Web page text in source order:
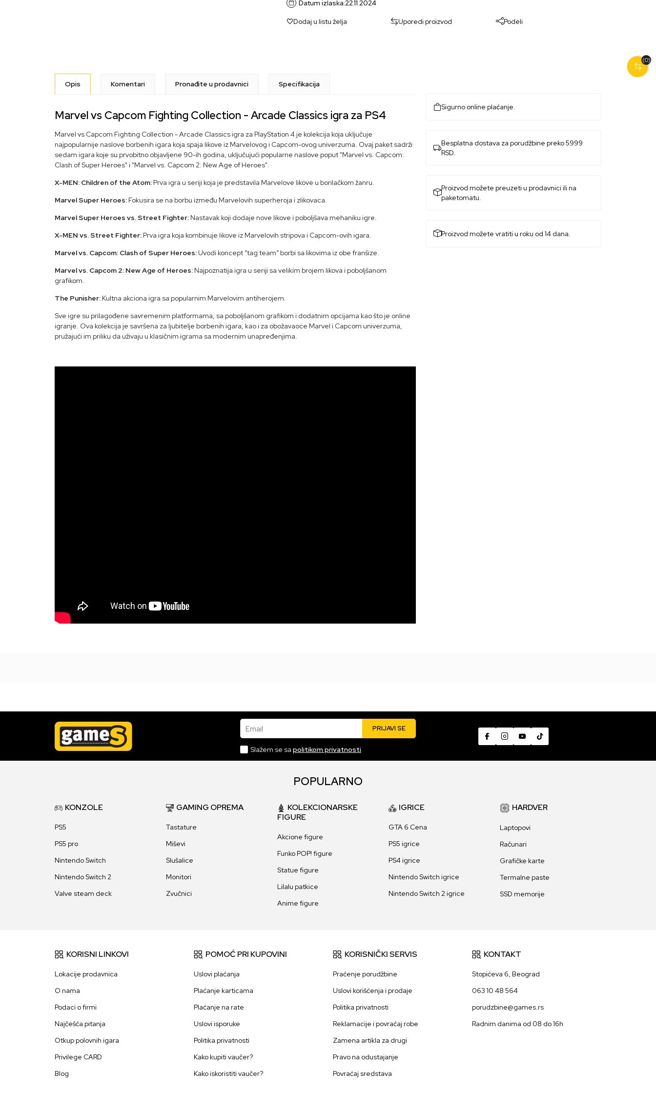
Datum izlaska:22.11.2024
Dodaj u listu želja Uporedi proizvod Podeli
(0)
Opis Komentari Pronađite u prodavnici Specifikacija
Marvel vs Capcom Fighting Collection - Arcade Classics igra za PS4
Marvel vs Capcom Fighting Collection - Arcade Classics igra za PlayStation 4 je kolekcija koja uključuje
najpopularnije naslove borbenih igara koja spaja likove iz Marvelovog i Capcom-ovog univerzuma. Ovaj paket sadrži
sedam igara koje su prvobitno objavljene 90-ih godina, uključujući popularne naslove poput "Marvel vs. Capcom:
Clash of Super Heroes" i "Marvel vs. Capcom 2: New Age of Heroes".
X-MEN: Children of the Atom: Prva igra u seriji koja je predstavila Marvelove likove u borilačkom žanru.
Marvel Super Heroes: Fokusira se na borbu između Marvelovih superheroja i zlikovaca.
Marvel Super Heroes vs. Street Fighter: Nastavak koji dodaje nove likove i poboljšava mehaniku igre.
X-MEN vs. Street Fighter: Prva igra koja kombinuje likove iz Marvelovih stripova i Capcom-ovih igara.
Marvel vs. Capcom: Clash of Super Heroes: Uvodi koncept “tag team” borbi sa likovima iz obe franšize.
Marvel vs. Capcom 2: New Age of Heroes: Najpoznatija igra u seriji sa velikim brojem likova i poboljšanom
grafikom.
The Punisher: Kultna akciona igra sa popularnim Marvelovim antiherojem.
Sve igre su prilagođene savremenim platformama, sa poboljšanom grafikom i dodatnim opcijama kao što je online
igranje. Ova kolekcija je savršena za ljubitelje borbenih igara, kao i za obožavaoce Marvel i Capcom univerzuma,
pružajući im priliku da uživaju u klasičnim igrama sa modernim unapređenjima.
Sigurno online plaćanje.
Besplatna dostava za porudžbine preko 5999
RSD.
Proizvod možete preuzeti u prodavnici ili na
paketomatu.
Proizvod možete vratiti u roku od 14 dana.
Email PRIJAVI SE
Slažem se sa politikom privatnosti
POPULARNO
KONZOLE
PS5
PS5 pro
Nintendo Switch
Nintendo Switch 2
Valve steam deck
GAMING OPREMA
Tastature
Miševi
Slušalice
Monitori
Zvučnici
KOLEKCIONARSKE
FIGURE
Akcione figure
Funko POP! figure
Statue figure
Lilalu patkice
Anime figure
IGRICE
GTA 6 Cena
PS5 igrice
PS4 igrice
Nintendo Switch igrice
Nintendo Switch 2 igrice
HARDVER
Laptopovi
Računari
Grafičke karte
Termalne paste
SSD memorije
KORISNI LINKOVI
Lokacije prodavnica
O nama
Podaci o firmi
Najčešća pitanja
Otkup polovnih igara
Privilege CARD
Blog
POMOĆ PRI KUPOVINI
Uslovi plaćanja
Plaćanje karticama
Plaćanje na rate
Uslovi isporuke
Politika privatnosti
Kako kupiti vaučer?
Kako iskoristiti vaučer?
KORISNIČKI SERVIS
Praćenje porudžbine
Uslovi korišćenja i prodaje
Politika privatnosti
Reklamacije i povraćaj robe
Zamena artikla za drugi
Pravo na odustajanje
Povraćaj sredstava
KONTAKT
Stopićeva 6, Beograd
063 10 48 564
porudzbine@games.rs
Radnim danima od 08 do 16h